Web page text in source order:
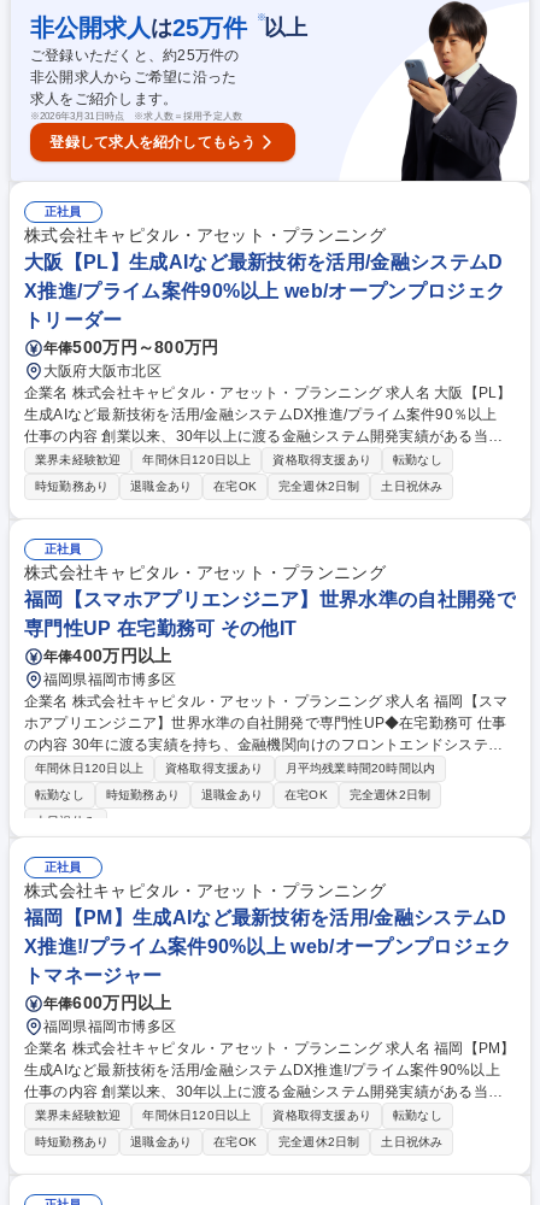
ビジネス主管部のビジネスデューデリジェンスのサポートなど 【提携後】
■PMI対応（ガバナンス設計、連結決算対応支援、等）※出資先会社への
出向含む■協業推進に関する進捗管理■出資先の管理（経営モニタリング、
株主に対する各種報告・協議事項の対応）など 募集職種 WSB013【ウォ
レット戦略・アライアンス担当】ガバナンス設計/リモート可
非公開求人 は25万件 ※以上
ご登録いただくと、約25万件の
非公開求人からご希望に沿った
求人をご紹介します。
※2026年3月31日時点 ※求人数＝採用予定人数
登録して求人を紹介してもらう
正社員
株式会社キャピタル・アセット・プランニング
大阪【PL】生成AIなど最新技術を活用/金融システムD
X推進/プライム案件90%以上 web/オープンプロジェク
トリーダー
年俸500万円～800万円
大阪府大阪市北区
企業名 株式会社キャピタル・アセット・プランニング 求人名 大阪【PL】
生成AIなど最新技術を活用/金融システムDX推進/プライム案件90％以上
仕事の内容 創業以来、30年以上に渡る金融システム開発実績がある当社
は金融機関のフロントエンドシステムで国内TOPシェアを誇ります。大手
金融機関向けコンサルティングやWebシステム開発のマネジメントをお任
せします。 【世界水準の技術力をもったプロダクトが強み】 ■世界Fintec
hランキングTOP100に5年連続選出、生保を中心とした金融業界で導入シ
ェアTOPクラスを誇る、技術力の高いプロダクトを展開しています。 ■コ
ンサルティングなどの上流工程から開発まで一気通貫したサービスを提供
できていることに加え、金融業界の専門知識を持った社員が多く、お客様
からの高評価が、長期的な直取引に繋がっています。 募集職種 大阪【P
L】生成AIなど最新技術を活用/金融システムDX推進/プライム案件90％以
上
業界未経験歓迎 年間休日120日以上 資格取得支援あり
転勤なし
時短勤務あり
退職金あり 在宅OK 完全週休2日制 土日祝休み
正社員
株式会社キャピタル・アセット・プランニング
福岡【スマホアプリエンジニア】世界水準の自社開発で
専門性UP 在宅勤務可 その他IT
年俸400万円以上
福岡県福岡市博多区
企業名 株式会社キャピタル・アセット・プランニング 求人名 福岡【スマ
ホアプリエンジニア】世界水準の自社開発で専門性UP◆在宅勤務可 仕事
の内容 30年に渡る実績を持ち、金融機関向けのフロントエンドシステム
で高いシェアを誇ります。投資信託販売支援・保険設計システムなどの、
要件定義から運用までの、スマホアプリ開発をお任せします。 ■現在約30
社以上の金融機関との取引があり、年間約300プロジェクト受注していま
発して頂きます。 ■PM・ITコンサルタント・テクニカルリードエンジニア
等、社員の志向性に応じてキャリアを設定します。 募集職種 福岡【スマ
ホアプリエンジニア】世界水準の自社開発で専門性UP◆在宅勤務可
年間休日120日以上 資格取得支援あり
月平均残業時間20時間以内
転勤なし
時短勤務あり 退職金あり 在宅OK
完全週休2日制
土日祝休み
正社員
株式会社キャピタル・アセット・プランニング
福岡【PM】生成AIなど最新技術を活用/金融システムD
X推進!/プライム案件90%以上 web/オープンプロジェク
トマネージャー
年俸600万円以上
福岡県福岡市博多区
企業名 株式会社キャピタル・アセット・プランニング 求人名 福岡【PM】
生成AIなど最新技術を活用/金融システムDX推進!/プライム案件90%以上
仕事の内容 創業以来、30年以上に渡る金融システム開発実績がある当社
は金融機関のフロントエンドシステムで国内TOPシェアを誇ります。大手
金融機関向けコンサルティングやWebシステム開発のマネジメントをお任
せします。 【世界水準の技術力をもったプロダクトが強み】■世界Fintech
ランキングTOP100に5年連続選出、生保を中心とした金融業界で導入シ
ェアTOPクラスを誇る、技術力の高いプロダクトを展開しています。 ■コ
業界未経験歓迎 年間休日120日以上 資格取得支援あり
転勤なし
時短勤務あり
退職金あり 在宅OK 完全週休2日制 土日祝休み